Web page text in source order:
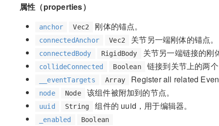
属性（properties）
anchor Vec2 刚体的锚点。
connectedAnchor Vec2 关节另一端刚体的锚点。
connectedBody RigidBody 关节另一端链接的刚
collideConnected Boolean 链接到关节上的两
__eventTargets Array Register all related
node Node 该组件被附加到的节点。
uuid String 组件的 uuid，用于编辑器。
_enabled
Boolean